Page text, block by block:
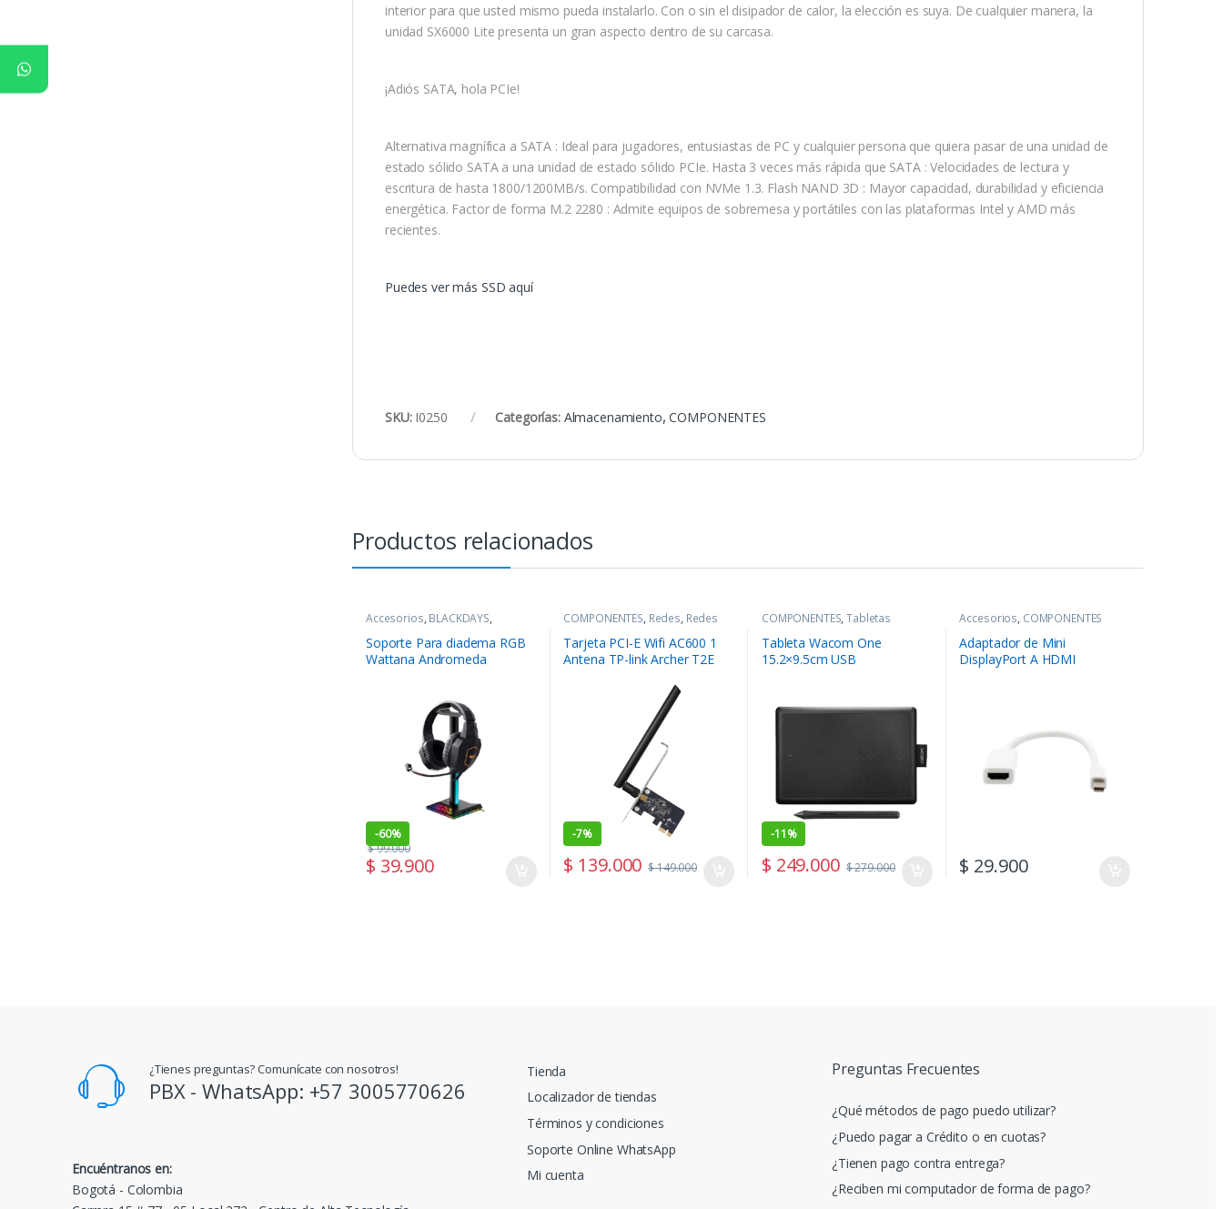
interior para que usted mismo pueda instalarlo. Con o sin el disipador de calor, la elección es suya. De cualquier manera, la
unidad SX6000 Lite presenta un gran aspecto dentro de su carcasa.
¡Adiós SATA, hola PCIe!
Alternativa magnífica a SATA : Ideal para jugadores, entusiastas de PC y cualquier persona que quiera pasar de una unidad de
estado sólido SATA a una unidad de estado sólido PCIe. Hasta 3 veces más rápida que SATA : Velocidades de lectura y
escritura de hasta 1800/1200MB/s. Compatibilidad con NVMe 1.3. Flash NAND 3D : Mayor capacidad, durabilidad y eficiencia
energética. Factor de forma M.2 2280 : Admite equipos de sobremesa y portátiles con las plataformas Intel y AMD más
recientes.
Puedes ver más SSD aquí
SKU: I0250 Categorías: Almacenamiento,COMPONENTES
Productos relacionados
Accesorios, BLACKDAYS,
COMPONENTES Periféricos
Soporte Para diadema RGB
Wattana Andromeda
-60%
$ 39.900
$99.000
COMPONENTES, Redes, Redes
Tarjeta PCI-E Wifi AC600 1
Antena TP-link Archer T2E
-7%
$ 139.000 $149.000
COMPONENTES,Tabletas
Tableta Wacom One
15.2×9.5cm USB
-11%
$ 249.000 $279.000
Accesorios, COMPONENTES
Adaptador de Mini
DisplayPort A HDMI
$ 29.900
¿Tienes preguntas? Comunícate con nosotros!
PBX - WhatsApp: +57 3005770626
Encuéntranos en:
Bogotá - Colombia
Tienda
Localizador de tiendas
Términos y condiciones
Soporte Online WhatsApp
Mi cuenta
Preguntas Frecuentes
¿Qué métodos de pago puedo utilizar?
¿Puedo pagar a Crédito o en cuotas?
¿Tienen pago contra entrega?
¿Reciben mi computador de forma de pago?